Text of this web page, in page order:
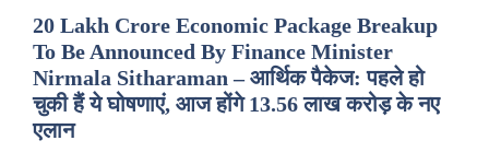
20 Lakh Crore Economic Package Breakup
To Be Announced By Finance Minister
Nirmala Sitharaman – आर्थिक पैकेज: पहले हो
चुकी हैं ये घोषणाएं, आज होंगे 13.56 लाख करोड़ के नए
एलान